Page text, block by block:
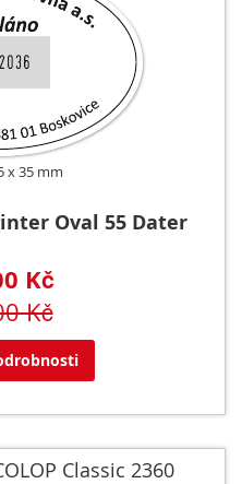
x 35 mm
Oval 55 Dater
Kč
Kč
Classic 2360